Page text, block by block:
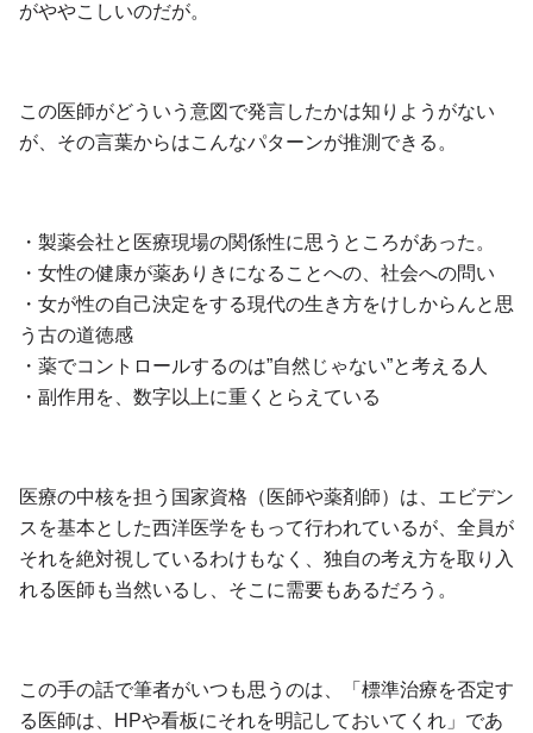
がややこしいのだが。
この医師がどういう意図で発言したかは知りようがない
が、その言葉からはこんなパターンが推測できる。
・製薬会社と医療現場の関係性に思うところがあった。
・女性の健康が薬ありきになることへの、社会への問い
・女が性の自己決定をする現代の生き方をけしからんと思
う古の道徳感
・薬でコントロールするのは”自然じゃない”と考える人
・副作用を、数字以上に重くとらえている
医療の中核を担う国家資格（医師や薬剤師）は、エビデン
スを基本とした西洋医学をもって行われているが、全員が
それを絶対視しているわけもなく、独自の考え方を取り入
れる医師も当然いるし、そこに需要もあるだろう。
この手の話で筆者がいつも思うのは、「標準治療を否定す
る医師は、HPや看板にそれを明記しておいてくれ」であ